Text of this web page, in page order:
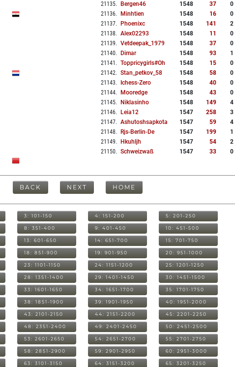
21135. Bergen46 1548 37
0
21136. Minhtien 1548 16
0
21137. Phoenixc 1548 141
2
21138. Alex02293 1548 11
0
21139. Vetdeepak_1979 1548 37
0
21140. Dimar 1548 93
1
21141 . Toppricygirls#oh 1548 15
0
21142. Stan_petkov_58 1548 58
0
21143. Ichess-Zero 1548 40
0
21144. Mooredge 1548 43
0
21145. Niklasinho 1548 149
4
21146. Leia12 1547 258
3
21147. Ashutoshsapkota 1547 59
4
21148. Rjs-Berlin-De 1547 199
1
21149. Hkuhljh 1547 54
2
21150. Schweizwaß 1547 33 0
BACK NEXT HOME
3: 101-150 4: 151-200 5: 201-250
8: 351-400 9: 401-450 10: 451-500
13: 601-650 14: 651-700 15: 701-750
18: 851-900 19: 901-950 20: 951-1000
23: 1101-1150 24: 1151-1200 25: 1201-1250
28: 1351-1400 29: 1401-1450 30: 1451-1500
33: 1601-1650 34: 1651-1700 35: 1701-1750
38: 1851-1900 39: 1901-1950 40: 1951-2000
43: 2101-2150 44: 2151-2200 45: 2201-2250
48: 2351-2400 49: 2401-2450 50: 2451-2500
53: 2601-2650 54: 2651-2700 55: 2701-2750
58: 2851-2900 59: 2901-2950 60: 2951-3000
63: 3101-3150 64: 3151-3200 65: 3201-3250